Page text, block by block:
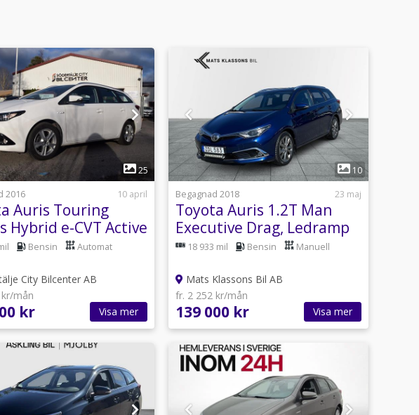
1
25
2016
10 april
Auris Touring
Hybrid e-CVT Active
NaviBensin Automat
City Bilcenter AB
mån
kr Visa mer
1
10
Begagnad 2018
23 maj
Toyota Auris 1.2T Man
Executive Drag, Ledramp
18 933 mil Bensin Manuell
Mats Klassons Bil AB
fr. 2 252 kr/mån
139 000 kr Visa mer